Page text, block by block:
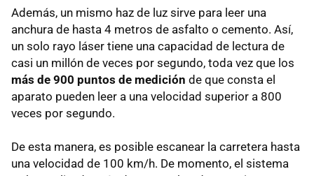
Además, un mismo haz de luz sirve para leer una
anchura de hasta 4 metros de asfalto o cemento. Así,
un solo rayo láser tiene una capacidad de lectura de
casi un millón de veces por segundo, toda vez que los
más de 900 puntos de medición de que consta el
aparato pueden leer a una velocidad superior a 800
veces por segundo.
De esta manera, es posible escanear la carretera hasta
una velocidad de 100 km/h. De momento, el sistema